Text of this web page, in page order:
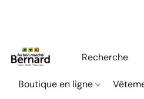
Boutique en ligne